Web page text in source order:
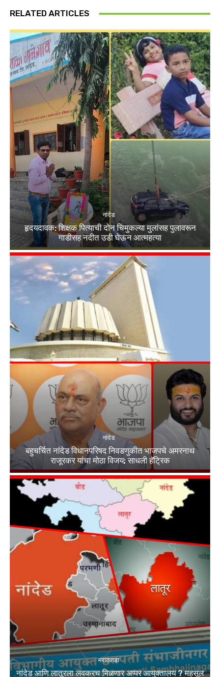
RELATED ARTICLES
नांदेड
हृदयदावक: शिक्षक पित्याची दोन चिमुकल्या मुलांसह पुलावरून
गाडीसह नदीत उडी घेऊन आत्महत्या
नांदेड
बहुचर्चित नांदेड विधानपरिषद निवडणुकीत भाजपचे अमरनाथ
राजूरकर यांचा मोठा विजय; साधली हॅट्रिक
मराठवाडा
नांदेड आणि लातूरला लवकरच मिळणार अप्पर आयुक्तालय ? महसूल